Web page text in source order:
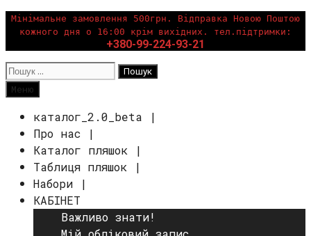
Перейти
вмісту
Мінімальне замовлення 500грн. Відправка Новою Поштою
кожного дня о 16:00 крім вихідних. тел.підтримки:
+380-99-224-93-21
Пошук:
Пошук
Меню
каталог_2.0_beta |
Про нас |
Каталог пляшок |
Таблиця пляшок |
Набори |
КАБІНЕТ
Важливо знати!